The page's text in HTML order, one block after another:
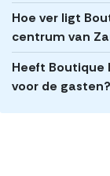
Hoe ver ligt
centrum van
Heeft Boutique
voor de gasten?